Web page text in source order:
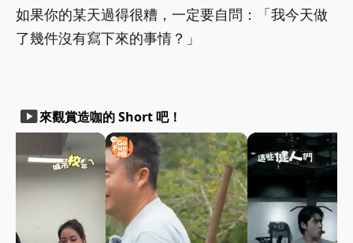
如果你的某天過得很糟，一定要自問：「我今天做
了幾件沒有寫下來的事情？」
smart_display來觀賞造咖的 Short 吧！